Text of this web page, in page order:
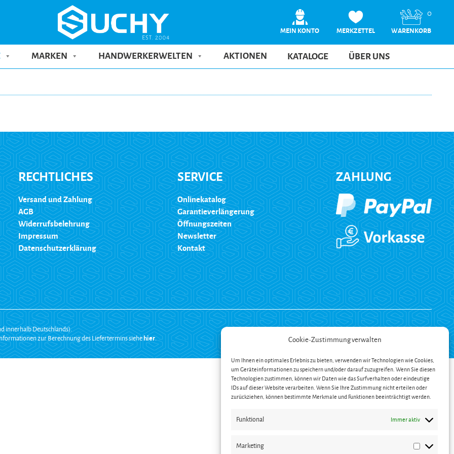
Cookie-Zustimmung verwalten
Um Ihnen ein optimales Erlebnis zu bieten, verwenden wir Technologien wie Cookies,
um Geräteinformationen zu speichern und/oder darauf zuzugreifen. Wenn Sie diesen
Technologien zustimmen, können wir Daten wie das Surfverhalten oder eindeutige
IDs auf dieser Website verarbeiten. Wenn Sie Ihre Zustimmung nicht erteilen oder
zurückziehen, können bestimmte Merkmale und Funktionen beeinträchtigt werden.
Funktional Immer aktiv
Marketing
Marketing
MEIN KONTO MERKZETTEL
0
WARENKORB
MARKEN HANDWERKERWELTEN AKTIONEN KATALOGE ÜBER UNS
RECHTLICHES
Versand und Zahlung
AGB
Widerrufsbelehrung
Impressum
Datenschutzerklärung
SERVICE
Onlinekatalog
Garantieverlängerung
Öffnungszeiten
Newsletter
Kontakt
ZAHLUNG
innerhalb Deutschlands).
zur Berechnung des Liefertermins siehe hier.